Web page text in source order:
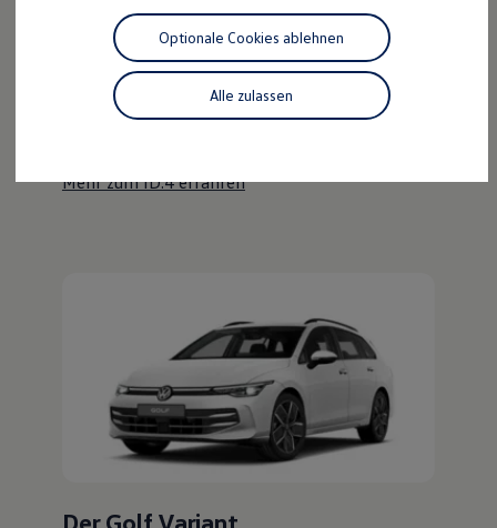
Motorenöl und Flüssigkeiten
Räder und Reifen
Pannen- und Unfallhilfe
Economy Service
Volkswagen Teile
Zubehör
Entertainment und Elektronik
Updates für Software, Karten und Radio
Über Ihr Auto
Kundeninformationen
Volkswagen Kundenbetreuung
Warn- und Kontrollleuchten
Assistenzsysteme
Digitale Betriebsanleitung
Magazin
Der ID.4
Kraftvoll wie ein SUV, nachhaltig wie ein ID.
Mehr zum ID.4 erfahren
Alle zulassen
Optionale Cookies ablehnen